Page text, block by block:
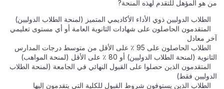
من هو المؤهل للتقدم لهذه المنحة?
الطلاب الدوليين ذوي الأداء الأكاديمي المتميز (لمنحة الطلاب الدوليين)
المتقدمون الحاصلون على شهادات الثانوية العامة أو أي مستوى تعليمي
آخر معادل
الطلاب الحاصلون على 95 ٪ على الأقل من متوسط درجات المدارس
الثانوية (لمنحة الطلاب الدوليين) أو 80 ٪ على الأقل (لمنحة المواهب)
المتقدمون الذين حصلوا على القبول النهائي في الجامعة (لمنحة الطلاب
الدوليين فقط)
الطلاب الذين يستوفون شروط القبول للكلية التي يتقدمون إليها